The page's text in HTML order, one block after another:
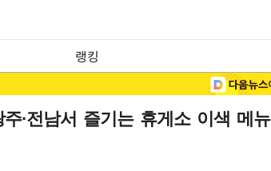
랭킹
·전남서 즐기는 휴게소 이색 메뉴